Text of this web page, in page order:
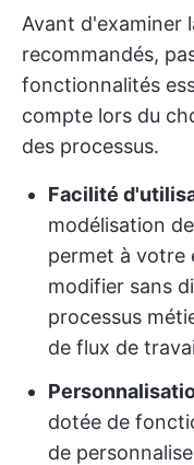
Avant d'examiner
recommandés,
fonctionnalités
compte lors du
des processus.
Facilité
modélisation
permet à votre
modifier sans
processus
de flux de
dotée de
de